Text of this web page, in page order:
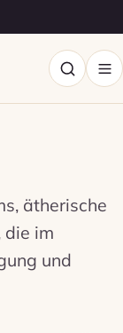
ätherische
die im
und